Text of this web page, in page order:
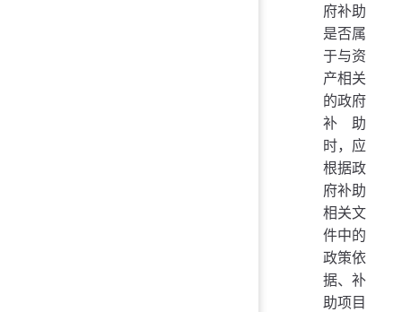
府补助
是否属
于与资
产相关
的政府
补助
时，应
根据政
府补助
相关文
件中的
政策依
据、补
助项目